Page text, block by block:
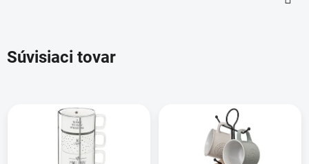
Súvisiaci tovar